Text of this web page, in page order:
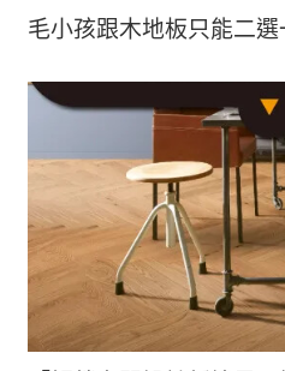
毛小孩跟木地板只能二選